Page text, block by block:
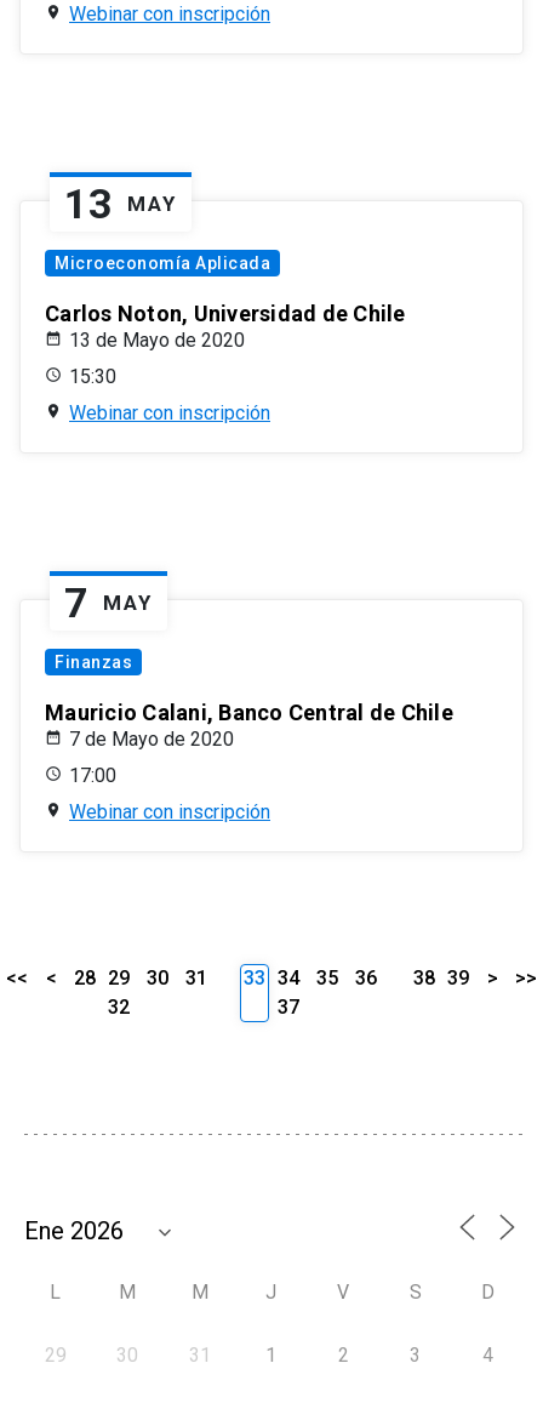
Webinar con inscripción
13 MAY
Microeconomía Aplicada
Carlos Noton, Universidad de Chile
13 de Mayo de 2020
15:30
Webinar con inscripción
7 MAY
Finanzas
Mauricio Calani, Banco Central de Chile
7 de Mayo de 2020
17:00
Webinar con inscripción
<< < 28 29 30
31
32
33 34 35
36
37
38 39 > >>
L M M J V S D
29 30 31 1 2 3 4